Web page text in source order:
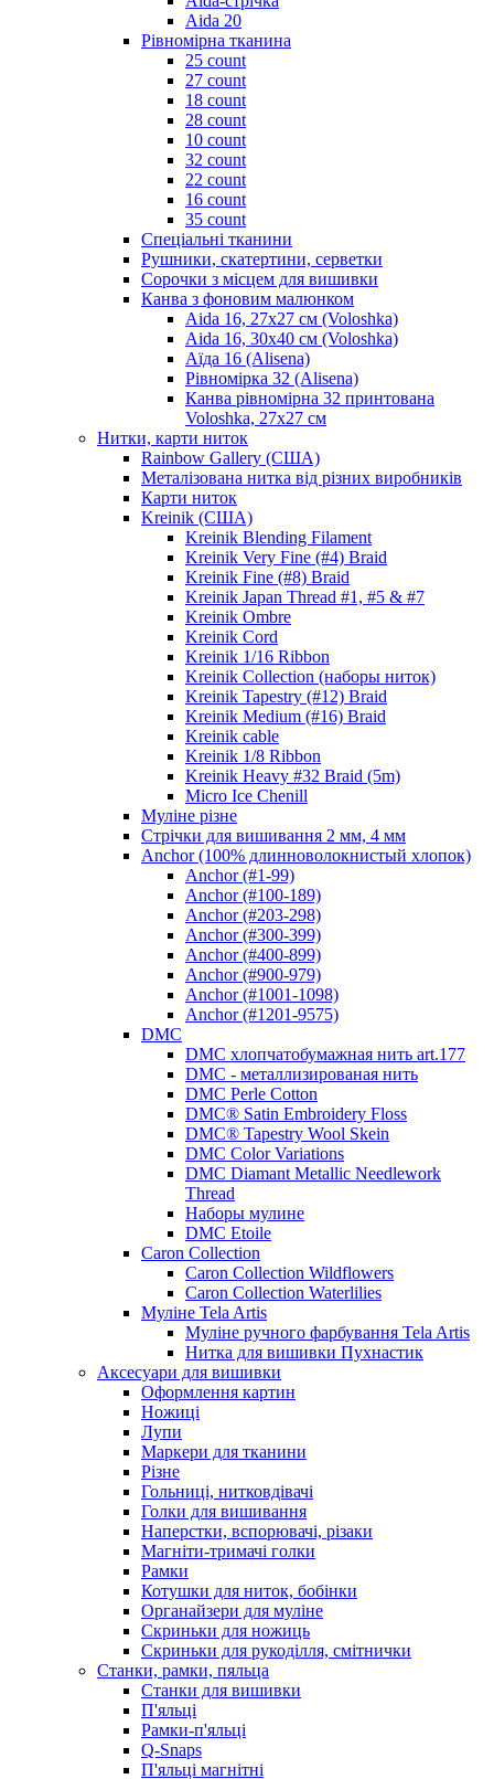
Aida 20
Рівномірна тканина
25 count
27 count
18 count
28 count
10 count
32 count
22 count
16 count
35 count
Спеціальні тканини
Рушники, скатертини, серветки
Сорочки з місцем для вишивки
Канва з фоновим малюнком
Aida 16, 27х27 см (Voloshka)
Aida 16, 30х40 см (Voloshka)
Аїда 16 (Alisena)
Рівномірка 32 (Alisena)
Канва рівномірна 32 принтована
Voloshka, 27х27 см
Нитки, карти ниток
Rainbow Gallery (США)
Металізована нитка від різних виробників
Карти ниток
Kreinik (США)
Kreinik Blending Filament
Kreinik Very Fine (#4) Braid
Kreinik Fine (#8) Braid
Kreinik Japan Thread #1, #5 & #7
Kreinik Ombre
Kreinik Cord
Kreinik 1/16 Ribbon
Kreinik Collection (наборы ниток)
Kreinik Tapestry (#12) Braid
Kreinik Medium (#16) Braid
Kreinik cable
Kreinik 1/8 Ribbon
Kreinik Heavy #32 Braid (5m)
Micro Ice Chenill
Муліне різне
Стрічки для вишивання 2 мм, 4 мм
Anchor (100% длинноволокнистый хлопок)
Anchor (#1-99)
Anchor (#100-189)
Anchor (#203-298)
Anchor (#300-399)
Anchor (#400-899)
Anchor (#900-979)
Anchor (#1001-1098)
Anchor (#1201-9575)
DMC
DMC хлопчатобумажная нить art.177
DMC - металлизированая нить
DMC Perle Cotton
DMC® Satin Embroidery Floss
DMC® Tapestry Wool Skein
DMC Color Variations
DMC Diamant Metallic Needlework
Thread
Наборы мулине
DMC Etoile
Caron Collection
Caron Collection Wildflowers
Caron Collection Waterlilies
Муліне Tela Artis
Муліне ручного фарбування Tela Artis
Нитка для вишивки Пухнастик
Аксесуари для вишивки
Оформлення картин
Ножиці
Лупи
Маркери для тканини
Різне
Гольниці, нитковдівачі
Голки для вишивання
Наперстки, вспорювачі, різаки
Магніти-тримачі голки
Рамки
Котушки для ниток, бобінки
Органайзери для муліне
Скриньки для ножиць
Скриньки для рукоділля, смітнички
Станки, рамки, пяльца
Станки для вишивки
П'яльці
Рамки-п'яльці
Q-Snaps
П'яльці магнітні